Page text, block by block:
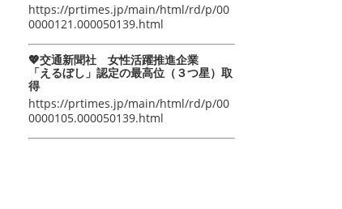
https://prtimes.jp/main/html/rd/p/00
0000121.000050139.html
💖交通新聞社 女性活躍推進企業
「えるぼし」認定の最高位（３つ星）取
得
https://prtimes.jp/main/html/rd/p/00
0000105.000050139.html